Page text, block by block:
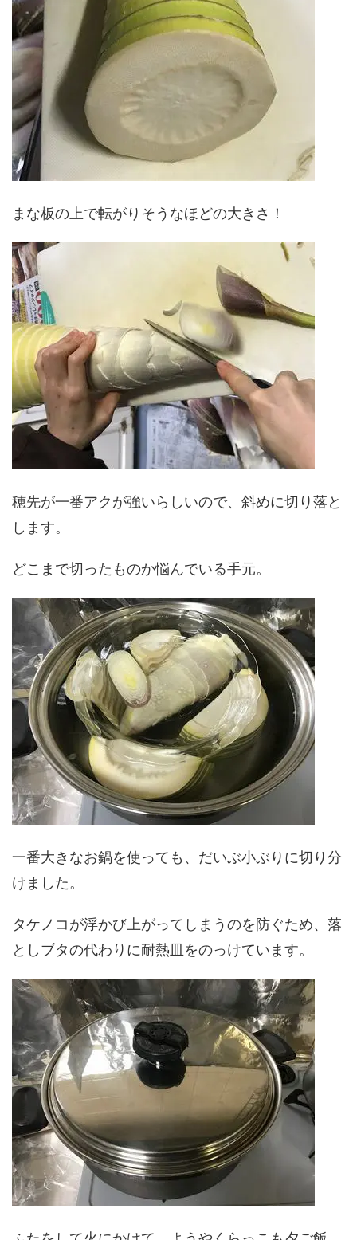
まな板の上で転がりそうなほどの大きさ！
穂先が一番アクが強いらしいので、斜めに切り落と
します。
どこまで切ったものか悩んでいる手元。
一番大きなお鍋を使っても、だいぶ小ぶりに切り分
けました。
タケノコが浮かび上がってしまうのを防ぐため、落
としブタの代わりに耐熱皿をのっけています。